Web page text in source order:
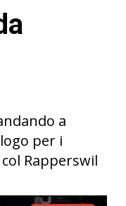
a
per i
Rapperswil